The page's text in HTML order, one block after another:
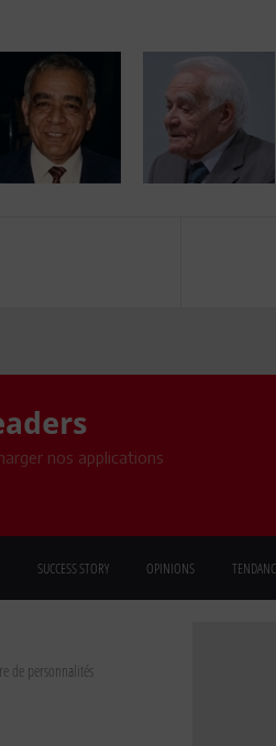
nos applications
SUCCESS STORY OPINIONS
de personnalités